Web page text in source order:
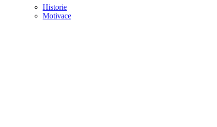
Historie
Motivace